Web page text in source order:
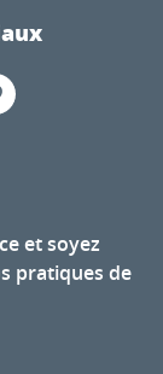
et soyez
pratiques de